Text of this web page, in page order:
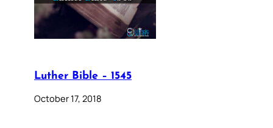
Luther Bible – 1545
October 17, 2018